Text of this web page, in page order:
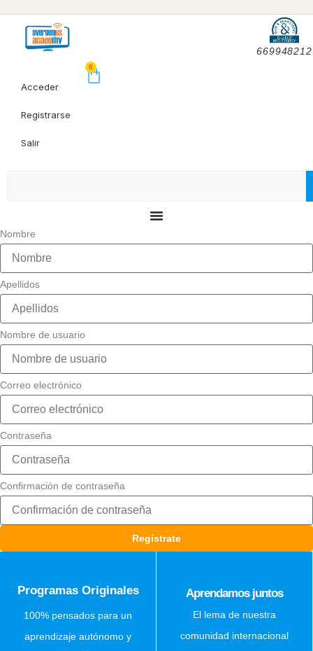
669948212
Acceder
Registrarse
Salir
0
Nombre
Apellidos
Nombre de usuario
Correo electrónico
Contraseña
Confirmación de contraseña
Regístrate
Programas Originales
100% pensados para un
aprendizaje autónomo y
Aprendamos juntos
El lema de nuestra
comunidad internacional